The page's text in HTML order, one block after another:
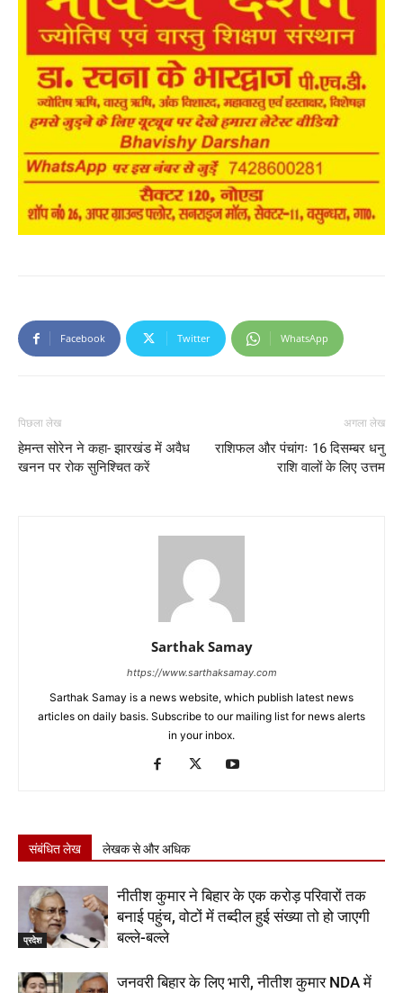
Facebook Twitter WhatsApp
पिछला लेख
हेमन्त सोरेन ने कहा- झारखंड में अवैध
खनन पर रोक सुनिश्चित करें
अगला लेख
राशिफल और पंचांगः 16 दिसम्बर धनु
राशि वालों के लिए उत्तम
Sarthak Samay
https://www.sarthaksamay.com
Sarthak Samay is a news website, which publish latest news
articles on daily basis. Subscribe to our mailing list for news alerts
in your inbox.
संबंधित लेख लेखक से और अधिक
प्रदेश
नीतीश कुमार ने बिहार के एक करोड़ परिवारों तक
बनाई पहुंच, वोटों में तब्दील हुई संख्या तो हो जाएगी
बल्ले-बल्ले
जनवरी बिहार के लिए भारी, नीतीश कुमार NDA में